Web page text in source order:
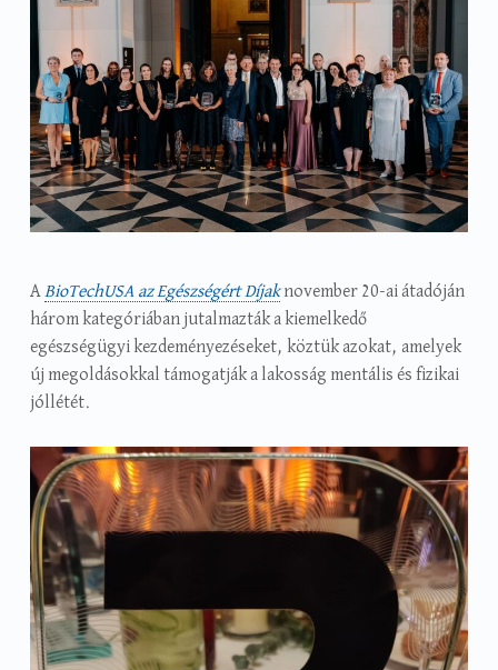
ABioTechUSA az Egészségért Díjaknovember 20-ai átadóján
három kategóriában jutalmazták a kiemelkedő
egészségügyi kezdeményezéseket, köztük azokat, amelyek
új megoldásokkal támogatják a lakosság mentális és fizikai
jóllétét.